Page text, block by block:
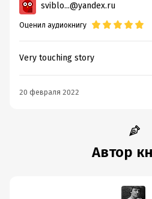
sviblo...@yandex.ru
Оценил аудиокнигу
Very touching story
20 февраля 2022
Автор